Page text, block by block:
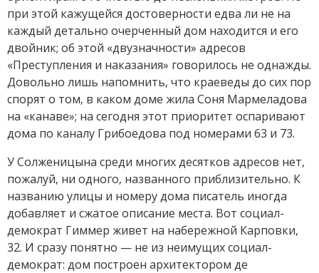
при этой кажущейся достоверности едва ли не на
каждый детально очерченный дом находится и его
двойник; об этой «двузначности» адресов
«Преступления и наказания» говорилось не однажды.
Довольно лишь напомнить, что краеведы до сих пор
спорят о том, в каком доме жила Соня Мармеладова
на «канаве»; на сегодня этот приоритет оспаривают
дома по каналу Грибоедова под номерами 63 и 73.
У Солженицына среди многих десятков адресов нет,
пожалуй, ни одного, названного приблизительно. К
названию улицы и номеру дома писатель иногда
добавляет и сжатое описание места. Вот социал-
демократ Гиммер живет на набережной Карповки,
32. И сразу понятно — не из неимущих социал-
демократ: дом построен архитектором де